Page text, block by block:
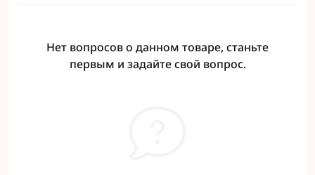
Нет вопросов о данном товаре, станьте
первым и задайте свой вопрос.